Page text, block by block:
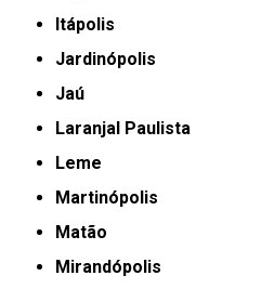
Itápolis
Jardinópolis
Jaú
Laranjal Paulista
Leme
Martinópolis
Matão
Mirandópolis